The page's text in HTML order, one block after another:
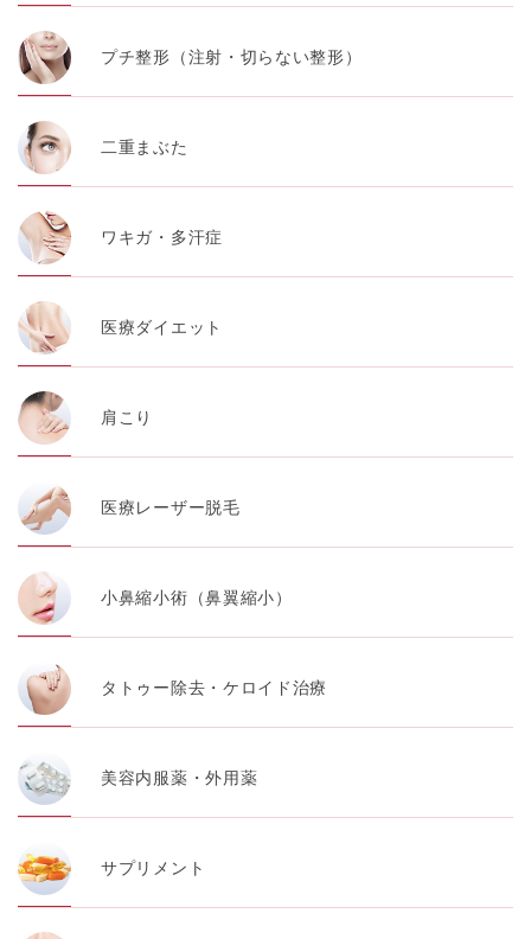
プチ整形（注射・切らない整形）
二重まぶた
ワキガ・多汗症
医療ダイエット
肩こり
医療レーザー脱毛
小鼻縮小術（鼻翼縮小）
タトゥー除去・ケロイド治療
美容内服薬・外用薬
サプリメント